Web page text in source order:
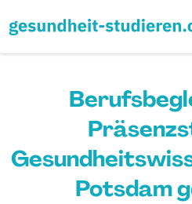
Potsdam